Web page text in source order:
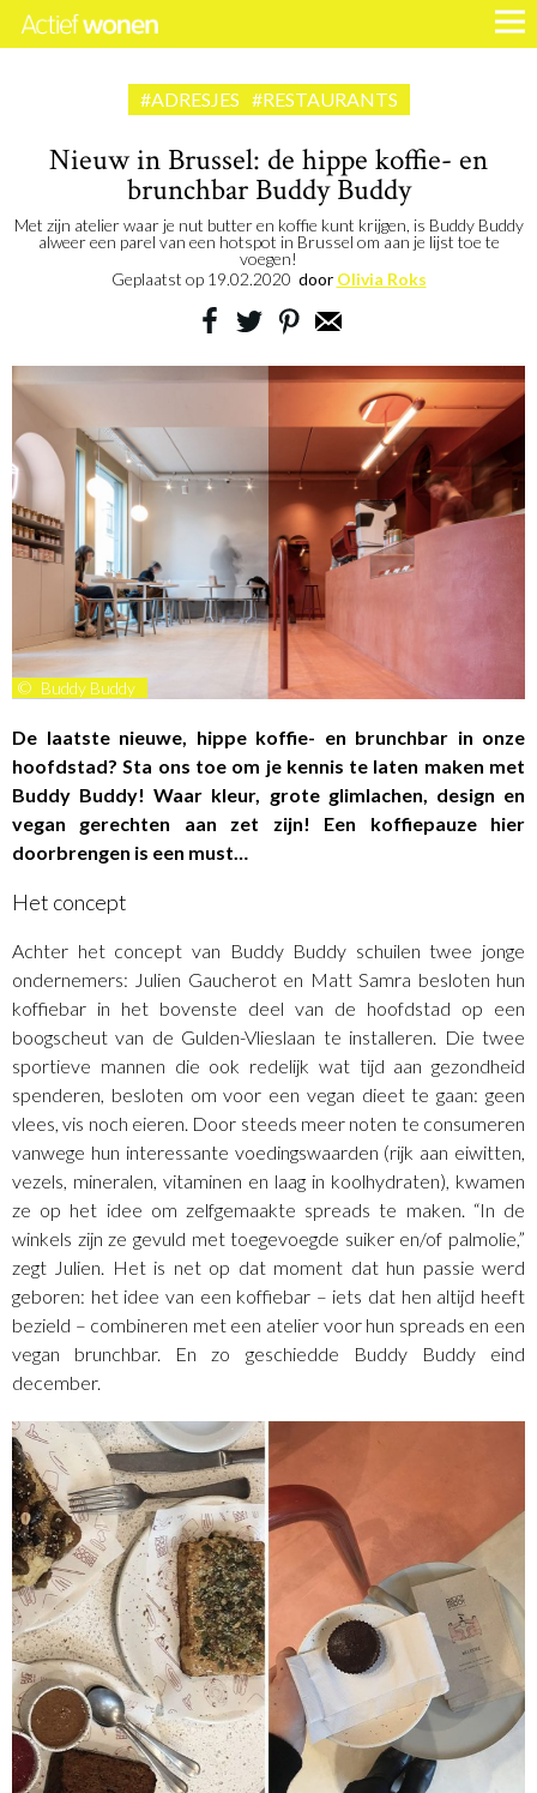
#ADRESJES #RESTAURANTS
Nieuw in Brussel: de hippe koffie- en
brunchbar Buddy Buddy
Met zijn atelier waar je nut butter en koffie kunt krijgen, is Buddy Buddy
alweer een parel van een hotspot in Brussel om aan je lijst toe te
voegen!
Geplaatst op 19.02.2020 door Olivia Roks
© Buddy Buddy
De laatste nieuwe, hippe koffie- en brunchbar in onze
hoofdstad? Sta ons toe om je kennis te laten maken met
Buddy Buddy! Waar kleur, grote glimlachen, design en
vegan gerechten aan zet zijn! Een koffiepauze hier
doorbrengen is een must…
Het concept
Achter het concept van Buddy Buddy schuilen twee jonge
ondernemers: Julien Gaucherot en Matt Samra besloten hun
koffiebar in het bovenste deel van de hoofdstad op een
boogscheut van de Gulden-Vlieslaan te installeren. Die twee
sportieve mannen die ook redelijk wat tijd aan gezondheid
spenderen, besloten om voor een vegan dieet te gaan: geen
vlees, vis noch eieren. Door steeds meer noten te consumeren
vanwege hun interessante voedingswaarden (rijk aan eiwitten,
vezels, mineralen, vitaminen en laag in koolhydraten), kwamen
ze op het idee om zelfgemaakte spreads te maken. “In de
winkels zijn ze gevuld met toegevoegde suiker en/of palmolie,”
zegt Julien. Het is net op dat moment dat hun passie werd
geboren: het idee van een koffiebar – iets dat hen altijd heeft
bezield – combineren met een atelier voor hun spreads en een
vegan brunchbar. En zo geschiedde Buddy Buddy eind
december.